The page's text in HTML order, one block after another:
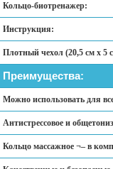
Кольцо-биотренажер:
Инструкция:
Плотный чехол (20,5 см х 5
Преимущества:
Можно использовать для
Антистрессовое и
Кольцо массажное ¬– в